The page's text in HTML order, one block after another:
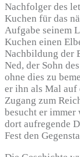
Nachfolger des
Kuchen für das
Aufgabe seinem
Kuchen einen
Nachbildung der
Ned, der Sohn
ohne dies zu
er ihn als Mal auf
Zugang zum
besucht er immer
dort aufregende
Fest den